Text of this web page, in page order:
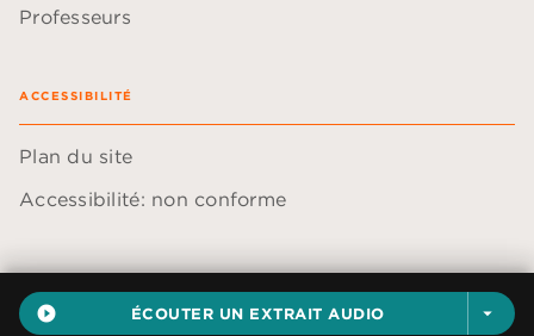
play_circle_filled ÉCOUTER UN EXTRAIT AUDIO arrow_drop_down
Professeurs
ACCESSIBILITÉ
Plan du site
Accessibilité: non conforme
Données personnelles